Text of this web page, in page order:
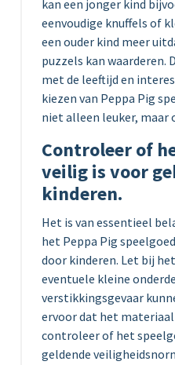
kan een jonger kind
eenvoudige knuffels of
een ouder kind meer
puzzels kan waarderen.
met de leeftijd en
kiezen van Peppa Pig
niet alleen leuker, maar
Controleer of
veilig is voor
kinderen.
Het is van essentieel
het Peppa Pig
door kinderen. Let bij
eventuele kleine
verstikkingsgevaar
ervoor dat het
controleer of het
geldende